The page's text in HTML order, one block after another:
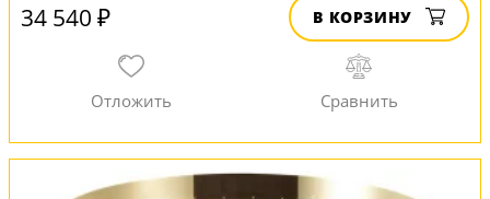
34 540 ₽ В КОРЗИНУ